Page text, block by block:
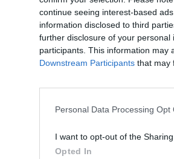
continue seeing interest-based
information disclosed to third
further disclosure of your personal
participants. This information may
Downstream Participants that may
Personal Data Processing Opt
I want to opt-out of the
Opted In